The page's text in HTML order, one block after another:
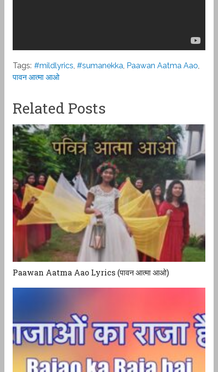
Tags: #mildlyrics ,#sumanekka Paawan Aatma Aao
पावन आत्मा आओ
Related Posts
Paawan Aatma Aao Lyrics (पावन आत्मा आओ)